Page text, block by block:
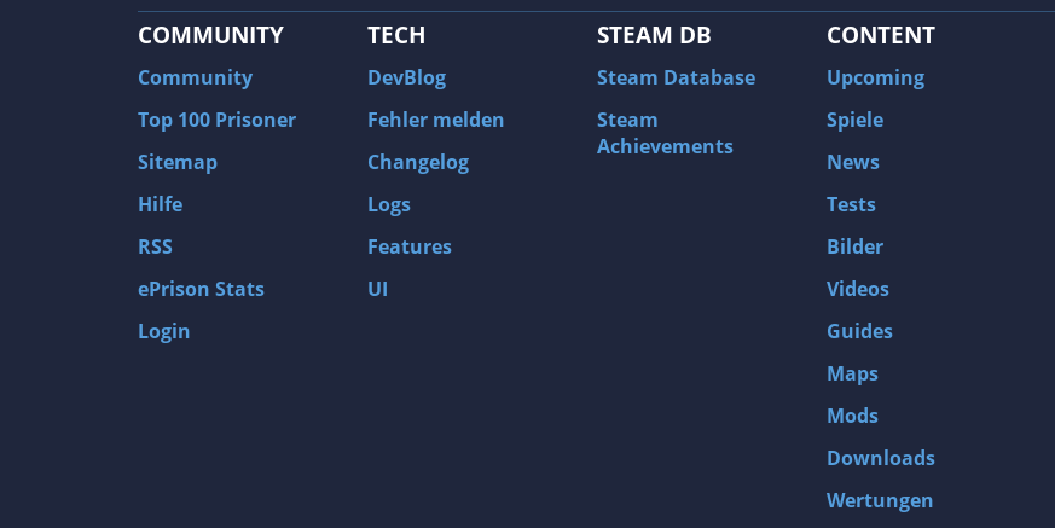
COMMUNITY
Community
Top 100 Prisoner
Sitemap
Hilfe
RSS
ePrison Stats
Login
TECH
DevBlog
Fehler melden
Changelog
Logs
Features
UI
STEAM DB
Steam Database
Steam
Achievements
CONTENT
Upcoming
Spiele
News
Tests
Bilder
Videos
Guides
Maps
Mods
Downloads
Wertungen